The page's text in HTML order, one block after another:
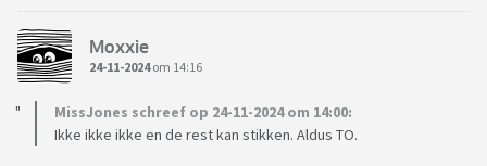
Moxxie
24-11-2024om 14:16
MissJones schreef op 24-11-2024 om 14:00:
Ikke ikke ikke en de rest kan stikken. Aldus TO.